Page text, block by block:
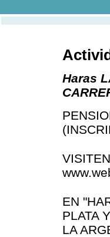
Haras
EN
PLATA
LA